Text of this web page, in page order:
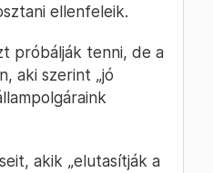
ellenfeleik.
próbálják tenni, de a
aki szerint „jó
akik „elutasítják a